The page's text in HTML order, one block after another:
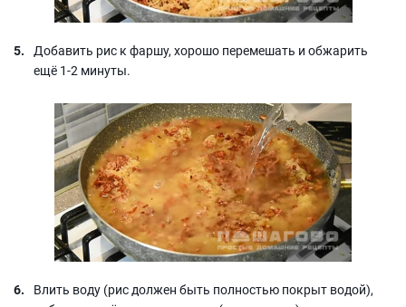
Добавить рис к фаршу, хорошо перемешать и обжарить
ещё 1-2 минуты.
Влить воду (рис должен быть полностью покрыт водой),